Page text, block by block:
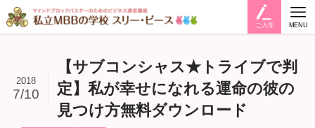
ご入学 MENU
【サブコンシャス★トライブで判
定】私が幸せになれる運命の彼の
見つけ方無料ダウンロード
2018
7/10